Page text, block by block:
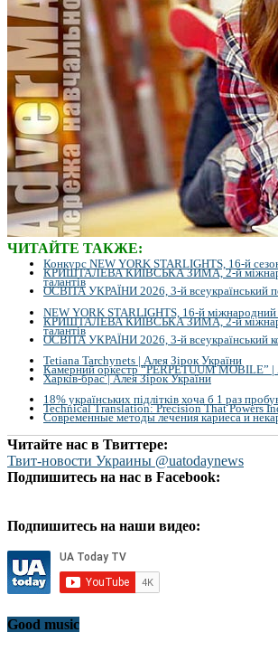
ЧИТАЙТЕ ТАКЖЕ:
Конкурс NEW YORK STARLIGHTS, 16-й
КРИШТАЛЕВА КИЇВСЬКА ЗИМА, 2-й
талантів
ОСВІТА УКРАЇНИ 2026, 3-й всеукраїнський
NEW YORK STARLIGHTS, 16-й міжнародний
КРИШТАЛЕВА КИЇВСЬКА ЗИМА, 2-й
талантів
ОСВІТА УКРАЇНИ 2026, 3-й всеукраїнський
Tetiana Tarchynets | Алея Зірок України
Камерний оркестр “PERPETUUM MOBILE” |
Харків-брас | Алея Зірок України
18% українських підлітків хоча б 1 раз
Technical Translation: Precision That Powers
Современные методы лечения кариеса и
Читайте нас в Твиттере:
Твит-новости Украины @uatodaynews
Подпишитесь на нас в Facebook:
Подпишитесь на наши видео:
Good music